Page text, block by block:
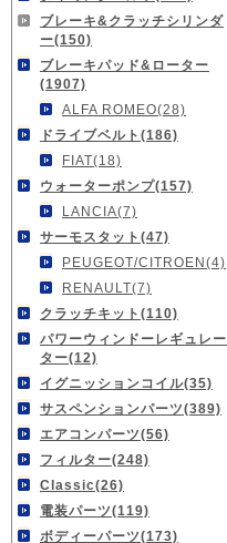
ブレーキ&クラッチシリンダ
ー(150)
ブレーキパッド&ローター
(1907)
ALFA ROMEO(28)
ドライブベルト(186)
FIAT(18)
ウォーターポンプ(157)
LANCIA(7)
サーモスタット(47)
PEUGEOT/CITROEN(4)
RENAULT(7)
クラッチキット(110)
パワーウィンドーレギュレー
ター(12)
イグニッションコイル(35)
サスペンションパーツ(389)
エアコンパーツ(56)
フィルター(248)
Classic(26)
電装パーツ(119)
ボディーパーツ(173)